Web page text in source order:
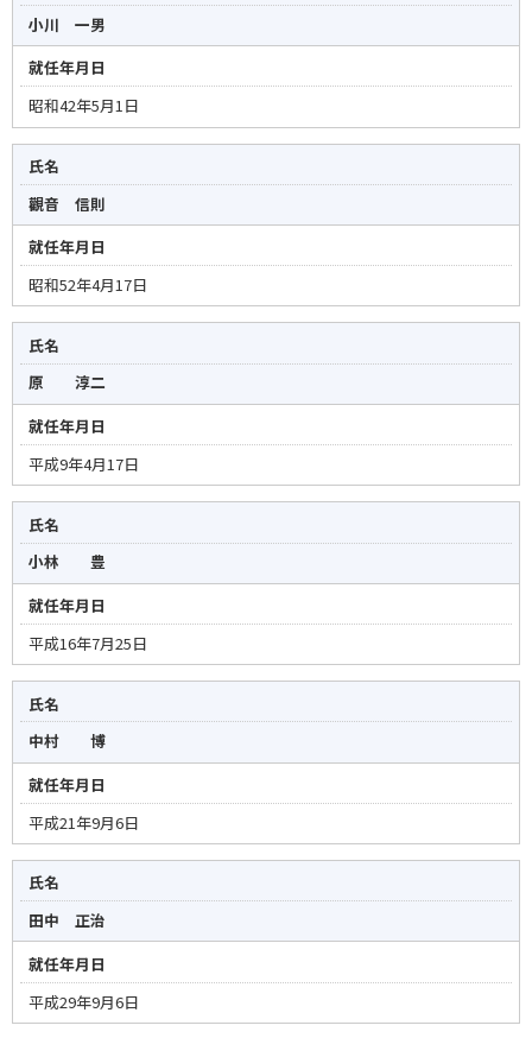
小川 一男
就任年月日
昭和42年5月1日
氏名
觀音 信則
就任年月日
昭和52年4月17日
氏名
原 淳二
就任年月日
平成9年4月17日
氏名
小林 豊
就任年月日
平成16年7月25日
氏名
中村 博
就任年月日
平成21年9月6日
氏名
田中 正治
就任年月日
平成29年9月6日